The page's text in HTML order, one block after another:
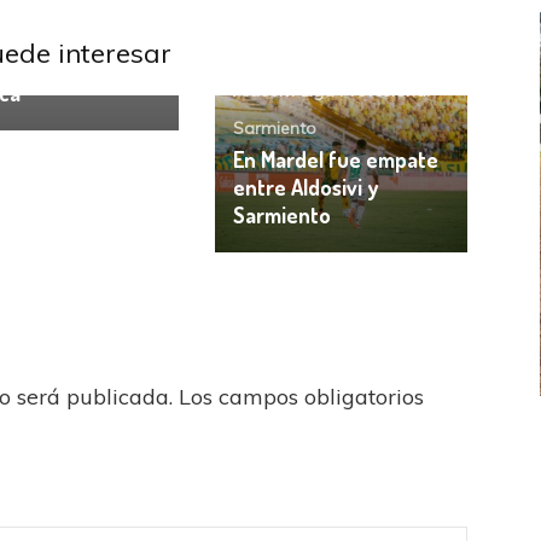
interesar
la carta de gol
Aldosivi Liga Profesional
Sarmiento
En Mardel fue empate
entre Aldosivi y
Sarmiento
será publicada. Los campos obligatorios